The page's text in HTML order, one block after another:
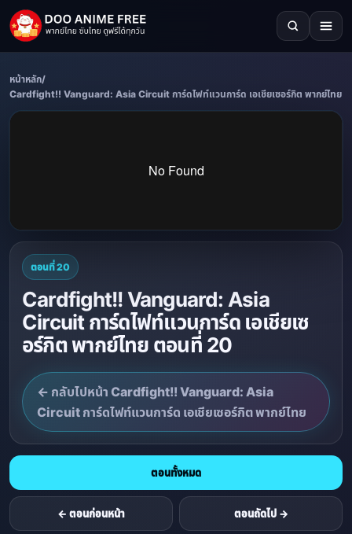
หน้าหลัก/
Cardfight!! Vanguard: Asia Circuit การ์ดไฟท์แวนการ์ด เอเชียเซอร์กิต พากย์ไทย
ตอนที่ 20
Cardfight!! Vanguard: Asia
Circuit การ์ดไฟท์แวนการ์ด เอเชียเซ
อร์กิต พากย์ไทย ตอนที่ 20
← กลับไปหน้า Cardfight!! Vanguard: Asia
Circuit การ์ดไฟท์แวนการ์ด เอเชียเซอร์กิต พากย์ไทย
← ตอนก่อนหน้า
ตอนทั้งหมด
ตอนถัดไป →